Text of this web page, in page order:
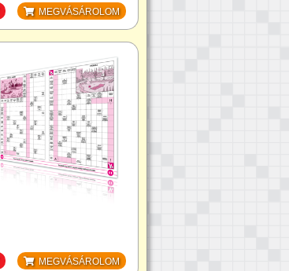
MEGVÁSÁROLOM
MEGVÁSÁROLOM